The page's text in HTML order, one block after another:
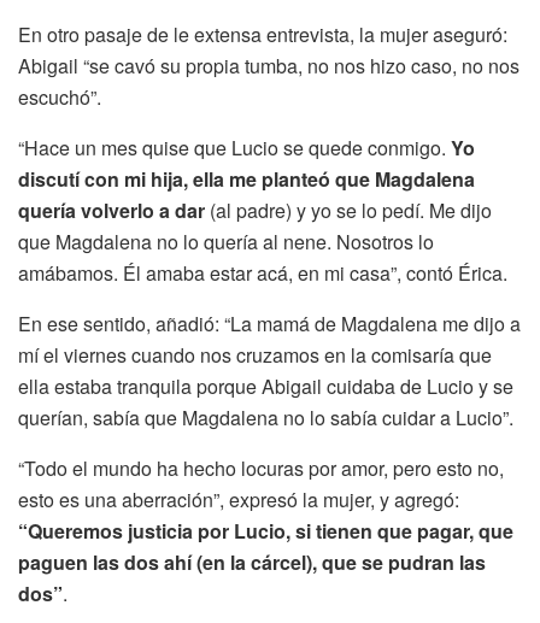
En otro pasaje de le extensa entrevista, la mujer aseguró:
Abigail “se cavó su propia tumba, no nos hizo caso, no nos
escuchó”.
“Hace un mes quise que Lucio se quede conmigo. Yo
discutí con mi hija, ella me planteó que Magdalena
quería volverlo a dar (al padre) y yo se lo pedí. Me dijo
que Magdalena no lo quería al nene. Nosotros lo
amábamos. Él amaba estar acá, en mi casa”, contó Érica.
En ese sentido, añadió: “La mamá de Magdalena me dijo a
mí el viernes cuando nos cruzamos en la comisaría que
ella estaba tranquila porque Abigail cuidaba de Lucio y se
querían, sabía que Magdalena no lo sabía cuidar a Lucio”.
“Todo el mundo ha hecho locuras por amor, pero esto no,
esto es una aberración”, expresó la mujer, y agregó:
“Queremos justicia por Lucio, si tienen que pagar, que
paguen las dos ahí (en la cárcel), que se pudran las
dos”.